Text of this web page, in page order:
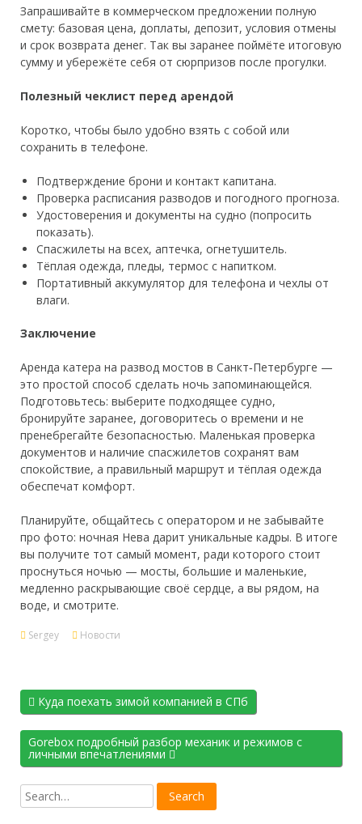
Запрашивайте в коммерческом предложении полную
смету: базовая цена, доплаты, депозит, условия отмены
и срок возврата денег. Так вы заранее поймёте итоговую
сумму и убережёте себя от сюрпризов после прогулки.
Полезный чеклист перед арендой
Коротко, чтобы было удобно взять с собой или
сохранить в телефоне.
Подтверждение брони и контакт капитана.
Проверка расписания разводов и погодного прогноза.
Удостоверения и документы на судно (попросить
показать).
Спасжилеты на всех, аптечка, огнетушитель.
Тёплая одежда, пледы, термос с напитком.
Портативный аккумулятор для телефона и чехлы от
влаги.
Заключение
Аренда катера на развод мостов в Санкт‑Петербурге —
это простой способ сделать ночь запоминающейся.
Подготовьтесь: выберите подходящее судно,
бронируйте заранее, договоритесь о времени и не
пренебрегайте безопасностью. Маленькая проверка
документов и наличие спасжилетов сохранят вам
спокойствие, а правильный маршрут и тёплая одежда
обеспечат комфорт.
Планируйте, общайтесь с оператором и не забывайте
про фото: ночная Нева дарит уникальные кадры. В итоге
вы получите тот самый момент, ради которого стоит
проснуться ночью — мосты, большие и маленькие,
медленно раскрывающие своё сердце, а вы рядом, на
воде, и смотрите.
Sergey Новости
Куда поехать зимой компанией в СПб
Gorebox подробный разбор механик и режимов с
личными впечатлениями